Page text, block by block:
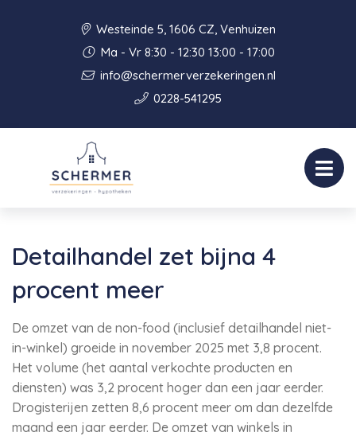
Westeinde 5, 1606 CZ, Venhuizen
Ma - Vr 8:30 - 12:30 13:00 - 17:00
info@schermerverzekeringen.nl
0228-541295
Detailhandel zet bijna 4
procent meer
De omzet van de non-food (inclusief detailhandel niet-
in-winkel) groeide in november 2025 met 3,8 procent.
Het volume (het aantal verkochte producten en
diensten) was 3,2 procent hoger dan een jaar eerder.
Drogisterijen zetten 8,6 procent meer om dan dezelfde
maand een jaar eerder. De omzet van winkels in